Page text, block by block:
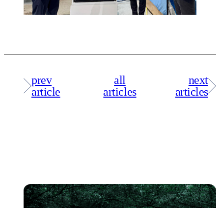
prev
article
all
articles
next
articles